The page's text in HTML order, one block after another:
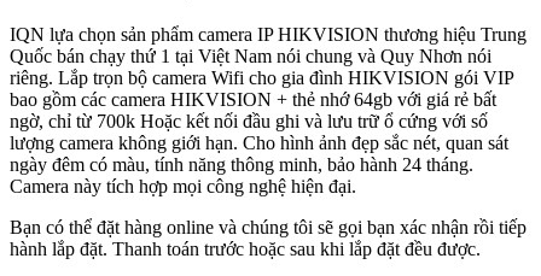
IQN lựa chọn sản phẩm camera IP HIKVISION thương hiệu Trung
Quốc bán chạy thứ 1 tại Việt Nam nói chung và Quy Nhơn nói
riêng. Lắp trọn bộ camera Wifi cho gia đình HIKVISION gói VIP
bao gồm các camera HIKVISION + thẻ nhớ 64gb với giá rẻ bất
ngờ, chỉ từ 700k Hoặc kết nối đầu ghi và lưu trữ ổ cứng với số
lượng camera không giới hạn. Cho hình ảnh đẹp sắc nét, quan sát
ngày đêm có màu, tính năng thông minh, bảo hành 24 tháng.
Camera này tích hợp mọi công nghệ hiện đại.
Bạn có thể đặt hàng online và chúng tôi sẽ gọi bạn xác nhận rồi tiếp
hành lắp đặt. Thanh toán trước hoặc sau khi lắp đặt đều được.